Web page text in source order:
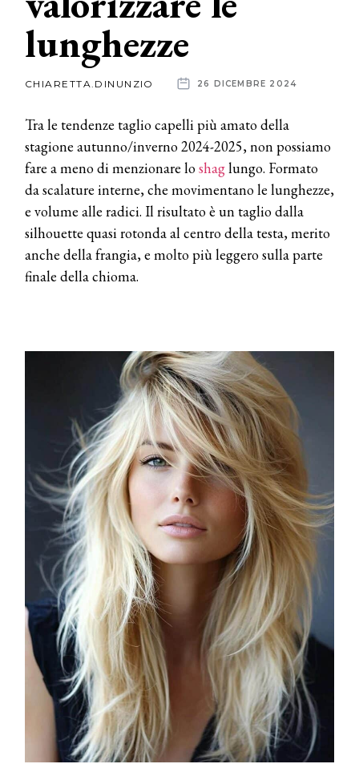
News
lunghezze
CHIARETTA.DINUNZIO 26 DICEMBRE 2024
Tra le tendenze taglio capelli più amato della
stagione autunno/inverno 2024-2025, non possiamo
fare a meno di menzionare loshaglungo. Formato
da scalature interne, che movimentano le lunghezze,
e volume alle radici. Il risultato è un taglio dalla
silhouette quasi rotonda al centro della testa, merito
anche della frangia, e molto più leggero sulla parte
finale della chioma.